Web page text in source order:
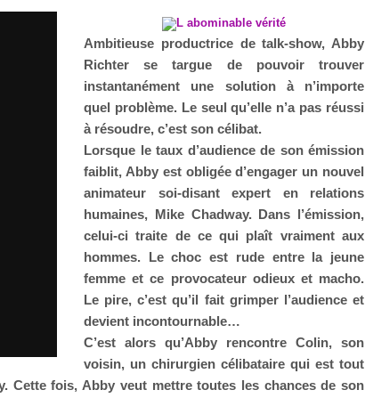
Ambitieuse productrice de talk-show, Abby
Richter se targue de pouvoir trouver
instantanément une solution à n’importe
quel problème. Le seul qu’elle n’a pas réussi
à résoudre, c’est son célibat.
Lorsque le taux d’audience de son émission
faiblit, Abby est obligée d’engager un nouvel
animateur soi-disant expert en relations
humaines, Mike Chadway. Dans l’émission,
celui-ci traite de ce qui plaît vraiment aux
hommes. Le choc est rude entre la jeune
femme et ce provocateur odieux et macho.
Le pire, c’est qu’il fait grimper l’audience et
devient incontournable…
C’est alors qu’Abby rencontre Colin, son
voisin, un chirurgien célibataire qui est tout
Cette fois, Abby veut mettre toutes les chances de son